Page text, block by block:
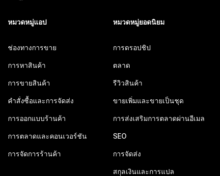
หมวดหมู่แอป
ช่องทางการขาย
การหาสินค้า
การขายสินค้า
คำสั่งซื้อและการจัดส่ง
การออกแบบร้านค้า
การตลาดและคอนเวอร์ชัน
การจัดการร้านค้า
หมวดหมู่ยอดนิยม
การดรอปชิป
ตลาด
รีวิวสินค้า
ขายเพิ่มและขายเป็นชุด
การส่งเสริมการตลาดผ่านอีเมล
SEO
การจัดส่ง
สกุลเงินและการแปล